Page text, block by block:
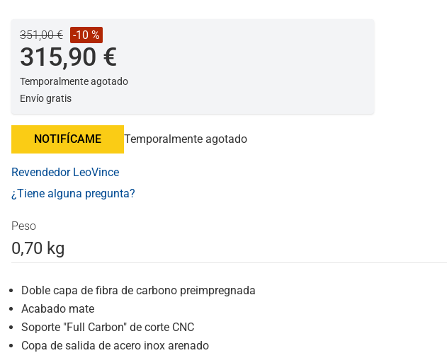
351,00 € -10 %
315,90 €
Temporalmente agotado
Envío gratis
NOTIFÍCAME Temporalmente agotado
Revendedor LeoVince
¿Tiene alguna pregunta?
Peso
0,70 kg
Doble capa de fibra de carbono preimpregnada
Acabado mate
Soporte "Full Carbon" de corte CNC
Copa de salida de acero inox arenado